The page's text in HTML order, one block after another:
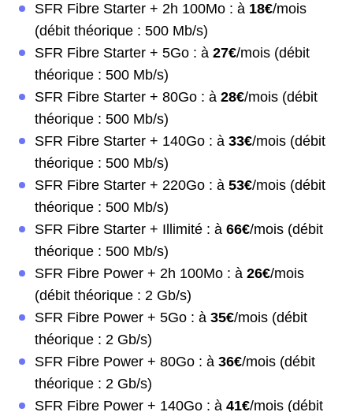
SFR Fibre Starter + 2h 100Mo : à 18€/mois
(débit théorique : 500 Mb/s)
SFR Fibre Starter + 5Go : à 27€/mois (débit
théorique : 500 Mb/s)
SFR Fibre Starter + 80Go : à 28€/mois (débit
théorique : 500 Mb/s)
SFR Fibre Starter + 140Go : à 33€/mois (débit
théorique : 500 Mb/s)
SFR Fibre Starter + 220Go : à 53€/mois (débit
théorique : 500 Mb/s)
SFR Fibre Starter + Illimité : à 66€/mois (débit
théorique : 500 Mb/s)
SFR Fibre Power + 2h 100Mo : à 26€/mois
(débit théorique : 2 Gb/s)
SFR Fibre Power + 5Go : à 35€/mois (débit
théorique : 2 Gb/s)
SFR Fibre Power + 80Go : à 36€/mois (débit
théorique : 2 Gb/s)
SFR Fibre Power + 140Go : à 41€/mois (débit